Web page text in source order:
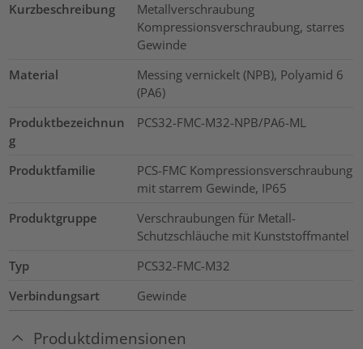
Kurzbeschreibung
Metallverschraubung
Kompressionsverschraubung, starres
Gewinde
Material
Messing vernickelt (NPB), Polyamid 6
(PA6)
Produktbezeichnun
g
PCS32-FMC-M32-NPB/PA6-ML
Produktfamilie
PCS-FMC Kompressionsverschraubung
mit starrem Gewinde, IP65
Produktgruppe
Verschraubungen für Metall-
Schutzschläuche mit Kunststoffmantel
Typ
PCS32-FMC-M32
Verbindungsart
Gewinde
Produktdimensionen